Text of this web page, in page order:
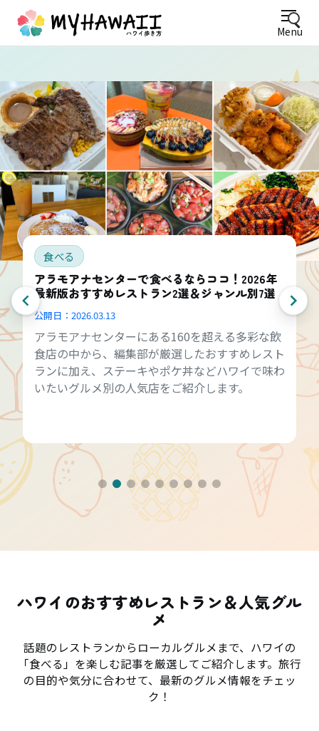
Menu
食べる
アラモアナセンターで食べるならココ！2026年
最新版おすすめレストラン2選＆ジャンル別7選
公開日： 2026.03.13
アラモアナセンターにある160を超える多彩な飲
食店の中から、編集部が厳選したおすすめレスト
ランに加え、ステーキやポケ丼などハワイで味わ
いたいグルメ別の人気店をご紹介します。
ハワイのおすすめレストラン＆人気グル
メ
話題のレストランからローカルグルメまで、ハワイの
「食べる」を楽しむ記事を厳選してご紹介します。旅行
の目的や気分に合わせて、最新のグルメ情報をチェッ
ク！